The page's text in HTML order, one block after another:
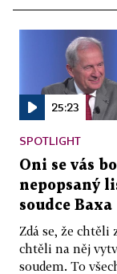
25:23
SPOTLIGHT
Oni se vás
nepopsaný
soudce Baxa
Zdá se, že chtěli
chtěli na něj
soudem. To